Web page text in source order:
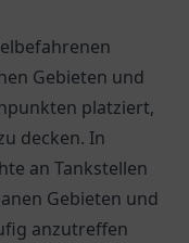
Gebieten und
platziert,
decken. In
an Tankstellen
Gebieten und
anzutreffen